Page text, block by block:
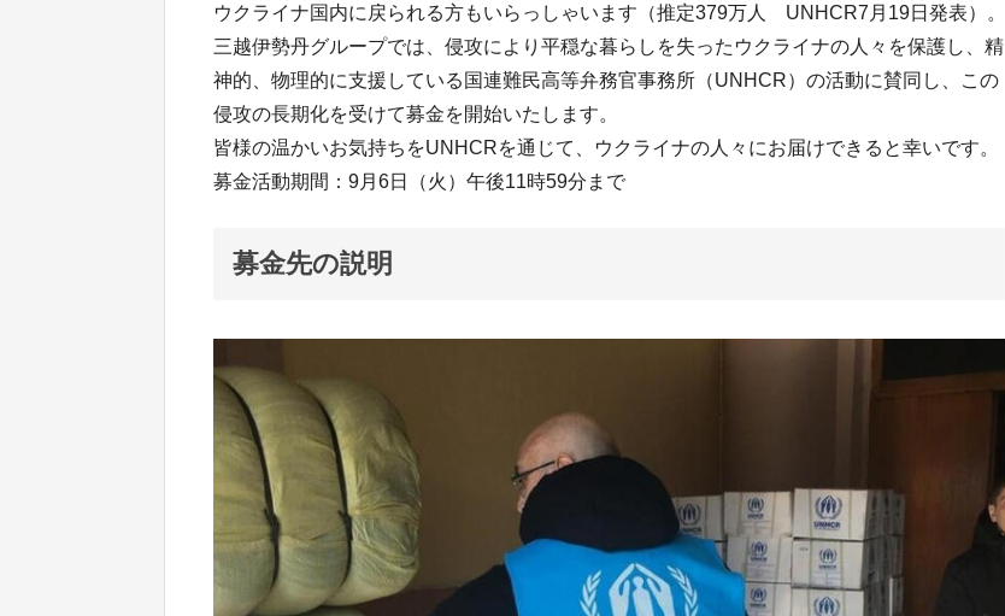
ウクライナ国内に戻られる方もいらっしゃいます（推定379万人 UNHCR7月19日発表）。
三越伊勢丹グループでは、侵攻により平穏な暮らしを失ったウクライナの人々を保護し、精
神的、物理的に支援している国連難民高等弁務官事務所（UNHCR）の活動に賛同し、この
侵攻の長期化を受けて募金を開始いたします。
皆様の温かいお気持ちをUNHCRを通じて、ウクライナの人々にお届けできると幸いです。
募金活動期間：9月6日（火）午後11時59分まで
募金先の説明